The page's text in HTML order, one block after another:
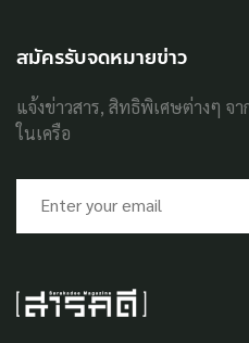
สมัครรับจดหมายข่าว
แจ้งข่าวสาร, สิทธิพิเศษต่างๆ จ
ในเครือ